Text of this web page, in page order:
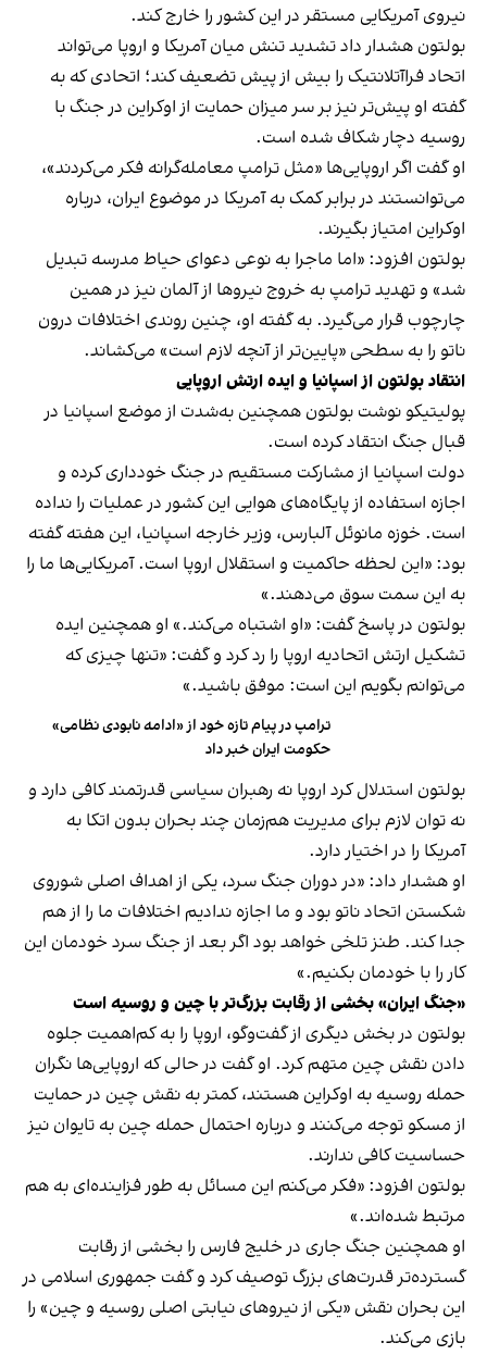
نیروی آمریکایی مستقر در این کشور را خارج کند.
بولتون هشدار داد تشدید تنش میان آمریکا و اروپا می‌تواند
اتحاد فراآتلانتیک را بیش از پیش تضعیف کند؛ اتحادی که به
گفته او پیش‌تر نیز بر سر میزان حمایت از اوکراین در جنگ با
روسیه دچار شکاف شده است.
او گفت اگر اروپایی‌ها «مثل ترامپ معامله‌گرانه فکر می‌کردند»،
می‌توانستند در برابر کمک به آمریکا در موضوع ایران، درباره
اوکراین امتیاز بگیرند.
بولتون افزود: «اما ماجرا به نوعی دعوای حیاط مدرسه تبدیل
شد» و تهدید ترامپ به خروج نیروها از آلمان نیز در همین
چارچوب قرار می‌گیرد. به گفته او، چنین روندی اختلافات درون
ناتو را به سطحی «پایین‌تر از آنچه لازم است» می‌کشاند.
انتقاد بولتون از اسپانیا و ایده ارتش اروپایی
پولیتیکو نوشت بولتون همچنین به‌شدت از موضع اسپانیا در
قبال جنگ انتقاد کرده است.
دولت اسپانیا از مشارکت مستقیم در جنگ خودداری کرده و
اجازه استفاده از پایگاه‌های هوایی این کشور در عملیات را نداده
است. خوزه مانوئل آلبارس، وزیر خارجه اسپانیا، این هفته گفته
بود: «این لحظه حاکمیت و استقلال اروپا است. آمریکایی‌ها ما را
به این سمت سوق می‌دهند.»
بولتون در پاسخ گفت: «او اشتباه می‌کند.» او همچنین ایده
تشکیل ارتش اتحادیه اروپا را رد کرد و گفت: «تنها چیزی که
می‌توانم بگویم این است: موفق باشید.»
ترامپ در پیام تازه خود از «ادامه نابودی نظامی»
حکومت ایران خبر داد
بولتون استدلال کرد اروپا نه رهبران سیاسی قدرتمند کافی دارد و
نه توان لازم برای مدیریت هم‌زمان چند بحران بدون اتکا به
آمریکا را در اختیار دارد.
او هشدار داد: «در دوران جنگ سرد، یکی از اهداف اصلی شوروی
شکستن اتحاد ناتو بود و ما اجازه ندادیم اختلافات ما را از هم
جدا کند. طنز تلخی خواهد بود اگر بعد از جنگ سرد خودمان این
کار را با خودمان بکنیم.»
«جنگ ایران» بخشی از رقابت بزرگ‌تر با چین و روسیه است
بولتون در بخش دیگری از گفت‌وگو، اروپا را به کم‌اهمیت جلوه
دادن نقش چین متهم کرد. او گفت در حالی که اروپایی‌ها نگران
حمله روسیه به اوکراین هستند، کمتر به نقش چین در حمایت
از مسکو توجه می‌کنند و درباره احتمال حمله چین به تایوان نیز
حساسیت کافی ندارند.
بولتون افزود: «فکر می‌کنم این مسائل به طور فزاینده‌ای به هم
مرتبط شده‌اند.»
او همچنین جنگ جاری در خلیج فارس را بخشی از رقابت
گسترده‌تر قدرت‌های بزرگ توصیف کرد و گفت جمهوری اسلامی در
این بحران نقش «یکی از نیروهای نیابتی اصلی روسیه و چین» را
بازی می‌کند.